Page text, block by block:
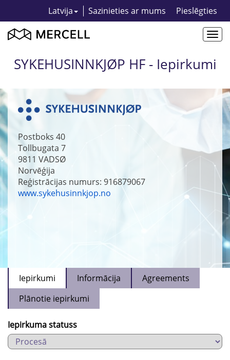
Latvija Sazinieties ar mums Pieslēgties
SYKEHUSINNKJØP HF - Iepirkumi
Postboks 40
Tollbugata 7
9811 VADSØ
Norvēģija
Reģistrācijas numurs: 916879067
www.sykehusinnkjop.no
Iepirkumi Informācija
Agreements
Plānotie iepirkumi
Iepirkuma statuss